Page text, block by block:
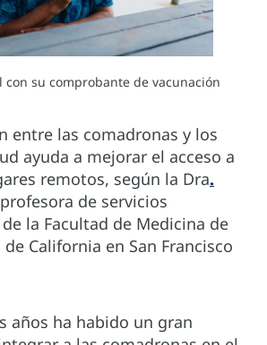
con su comprobante de vacunación
entre las comadronas y los
ayuda a mejorar el acceso a
remotos, según la Dra.
de servicios
la Facultad de Medicina de
California en San Francisco
años ha habido un gran